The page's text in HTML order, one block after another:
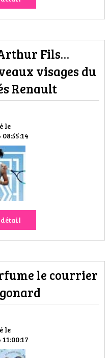
le
Fils…
visages du
Renault
le
le courrier